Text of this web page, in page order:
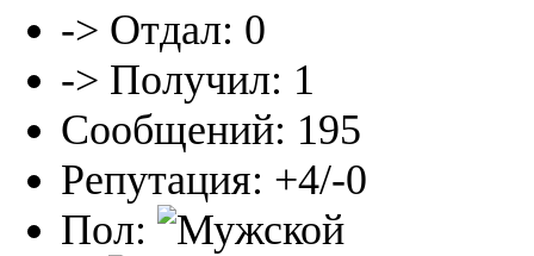
-> Отдал: 0
-> Получил: 1
Сообщений: 195
Репутация: +4/-0
Пол: